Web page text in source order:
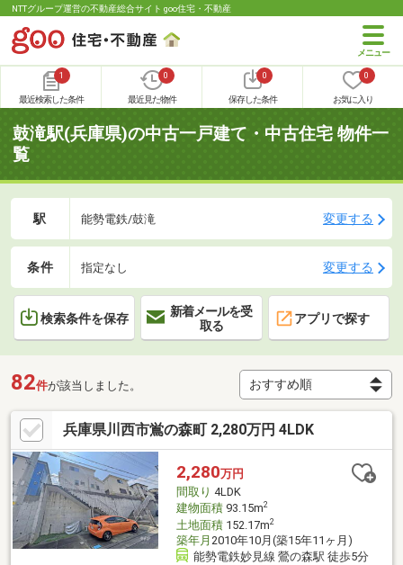
NTTグループ運営の不動産総合サイト goo住宅・不動産
1
最近検索した条件
0
最近見た物件
0
保存した条件
0
お気に入り
鼓滝駅(兵庫県)の中古一戸建て・中古住宅 物件一
覧
駅 能勢電鉄/鼓滝 変更する
条件 指定なし 変更する
検索条件を保存
新着メールを受
取る
アプリで探す
82件が該当しました。
兵庫県川西市鴬の森町 2,280万円 4LDK
2,280万円
間取り 4LDK
建物面積93.15m2
土地面積152.17m2
築年月 2010年10月(築15年11ヶ月)
能勢電鉄妙見線 鶯の森駅 徒歩5分